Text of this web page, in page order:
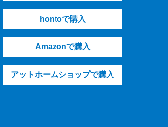
hontoで購入
Amazonで購入
アットホームショップで購入